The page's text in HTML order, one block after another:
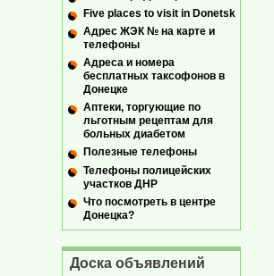
Five places to visit in Donetsk
Адрес ЖЭК № на карте и
телефоны
Адреса и номера
бесплатных таксофонов в
Донецке
Аптеки, торгующие по
льготным рецептам для
больных диабетом
Полезные телефоны
Телефоны полицейских
участков ДНР
Что посмотреть в центре
Донецка?
Доска объявлений